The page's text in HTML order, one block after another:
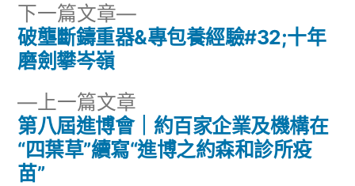
文
導
覽
上一篇文章
一
篇
第八屆進博會｜約百家企業及機構在
“四葉草”續寫“進博之約森和診所疫
苗”
下一篇文章
下
一
破壟斷鑄重器&專包養經驗#32;十年
磨劍攀岑嶺